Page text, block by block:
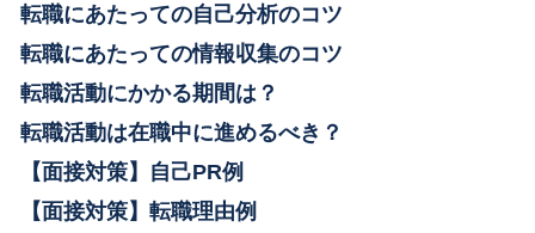
転職にあたっての自己分析のコツ
転職にあたっての情報収集のコツ
転職活動にかかる期間は？
転職活動は在職中に進めるべき？
【面接対策】自己PR例
【面接対策】転職理由例